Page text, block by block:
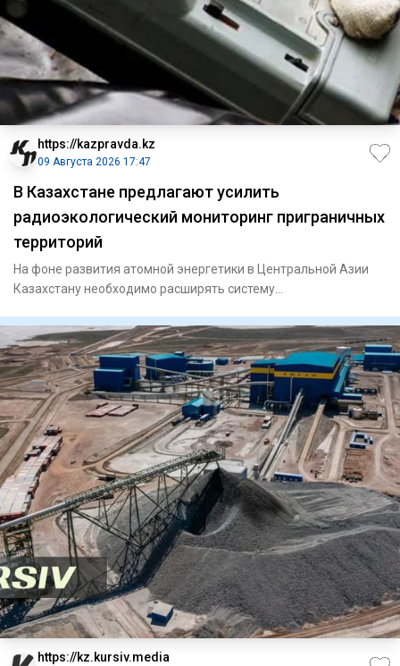
https://kazpravda.kz
09 Августа 2026 17:47
В Казахстане предлагают усилить
радиоэкологический мониторинг приграничных
территорий
На фоне развития атомной энергетики в Центральной Азии
Казахстану необходимо расширять систему
https://kz.kursiv.media